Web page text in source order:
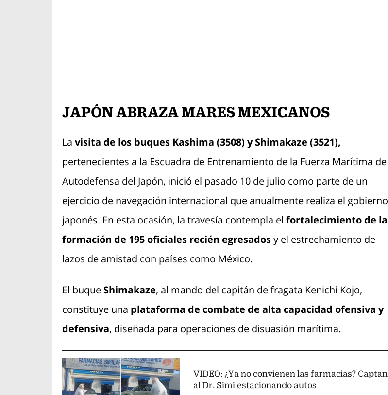
JAPÓN ABRAZA MARES MEXICANOS
La visita de los buques Kashima (3508) y Shimakaze (3521),
pertenecientes a la Escuadra de Entrenamiento de la Fuerza Marítima de
Autodefensa del Japón, inició el pasado 10 de julio como parte de un
ejercicio de navegación internacional que anualmente realiza el gobierno
japonés. En esta ocasión, la travesía contempla el fortalecimiento de la
formación de 195 oficiales recién egresadosy el estrechamiento de
lazos de amistad con países como México.
El buque Shimakaze, al mando del capitán de fragata Kenichi Kojo,
constituye una plataforma de combate de alta capacidad ofensiva y
defensiva, diseñada para operaciones de disuasión marítima.
VIDEO: ¿Ya no convienen las farmacias? Captan
al Dr. Simi estacionando autos